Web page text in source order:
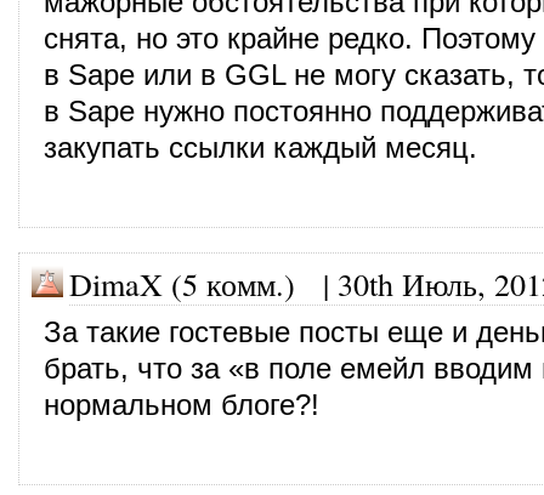
снята, но это крайне редко.
в Sape или в GGL не могу сказать,
в Sape нужно постоянно
закупать ссылки каждый месяц.
DimaX (5 комм.) | 30th Июль,
За такие гостевые посты еще и
брать, что за «в поле емейл
нормальном блоге?!